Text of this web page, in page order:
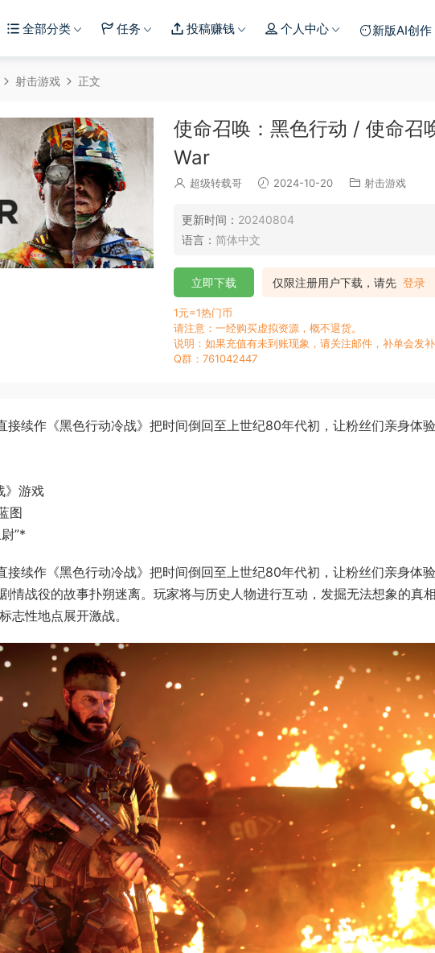
全部分类 任务 投稿赚钱 个人中心 新版AI创作
射击游戏 正文
使命召唤：黑色行动 / 使命
War
超级转载哥 2024-10-20 射击游戏
更新时间： 20240804
语言： 简体中文
仅限注册用户下载，请先 登录
立即下载
1元=1热门币
请注意：一经购买虚拟资源，概不退货。
说明：如果充值有未到账现象，请关注邮件，补单会发
Q群：761042447
接续作《黑色行动冷战》把时间倒回至上世纪80年代初，让粉丝们亲身体
》游戏
图
”*
接续作《黑色行动冷战》把时间倒回至上世纪80年代初，让粉丝们亲身体
情战役的故事扑朔迷离。玩家将与历史人物进行互动，发掘无法想象的真
志性地点展开激战。